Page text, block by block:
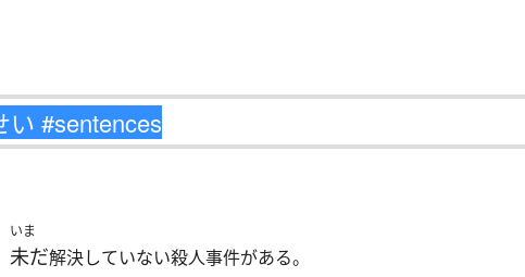
いま
未だ解決していない殺人事件がある。